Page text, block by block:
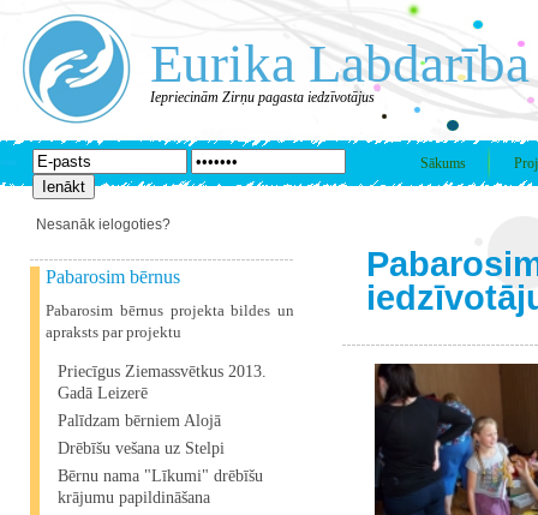
Eurika Labdarība
Iepriecinām Zirņu pagasta iedzīvotājus
Sākums
Nesanāk ielogoties?
Pabarosim bērnus
Pabarosim bērnus projekta bildes un
apraksts par projektu
Priecīgus Ziemassvētkus 2013.
Gadā Leizerē
Palīdzam bērniem Alojā
Drēbīšu vešana uz Stelpi
Bērnu nama "Līkumi" drēbīšu
krājumu papildināšana